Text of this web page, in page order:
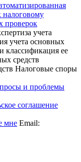
налоговому
проверок
учета
учета основных
классификация ее
средств
Налоговые споры
и проблемы
соглашение
мне Email: